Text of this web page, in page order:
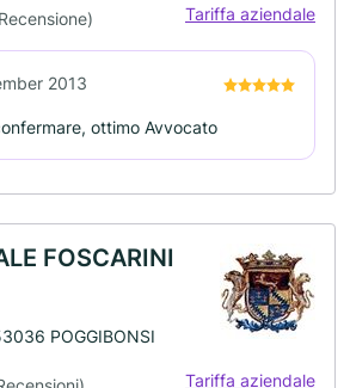
Tariffa aziendale
2013
ottimo Avvocato
FOSCARINI
POGGIBONSI
Tariffa aziendale